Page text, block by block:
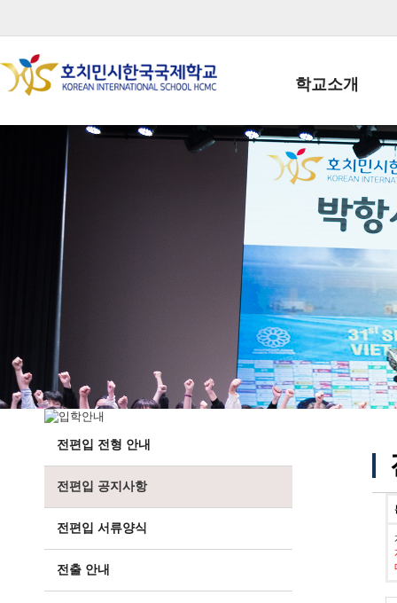
학교소개
학교장인사말
학생회장인사말
학교상징
학교 CI
교직원현황
학생현황
위치/전화
전경사진
전편입 전형 안내
전편입 공지사항
전편입 서류양식
전출 안내